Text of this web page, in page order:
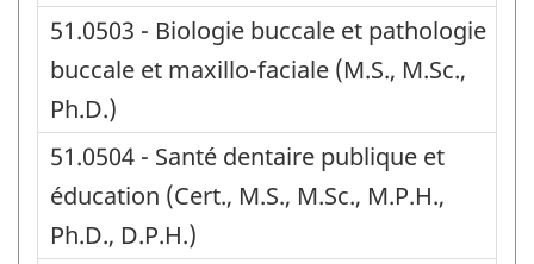
51.0503 - Biologie buccale et pathologie
buccale et maxillo-faciale (M.S., M.Sc.,
Ph.D.)
51.0504 - Santé dentaire publique et
éducation (Cert., M.S., M.Sc., M.P.H.,
Ph.D., D.P.H.)